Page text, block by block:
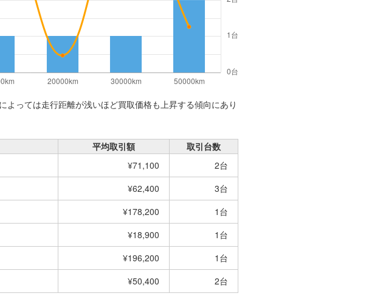
っては走行距離が浅いほど買取価格も上昇する傾向にあり
平均取引額
取引台数
¥71,100
2台
¥62,400
3台
¥178,200
1台
¥18,900
1台
¥196,200
1台
¥50,400 2台